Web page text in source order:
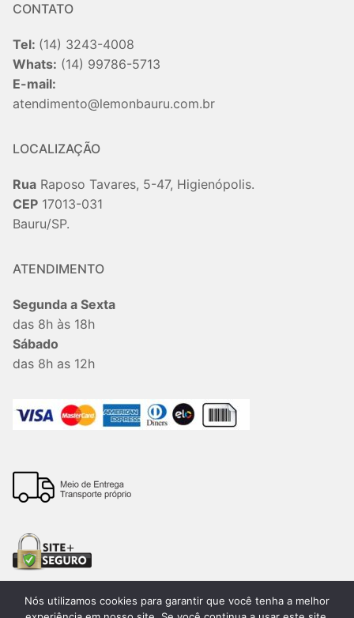
CONTATO
Tel: (14) 3243-4008
Whats: (14) 99786-5713
E-mail:
atendimento@lemonbauru.com.br
LOCALIZAÇÃO
Rua Raposo Tavares, 5-47, Higienópolis.
CEP 17013-031
Bauru/SP.
ATENDIMENTO
Segunda a Sexta
das 8h às 18h
Sábado
das 8h as 12h
Nós utilizamos cookies para garantir que você tenha a melhor